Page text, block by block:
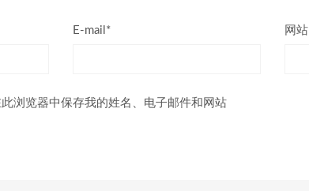
E-mail* 网站
此浏览器中保存我的姓名、电子邮件和网站